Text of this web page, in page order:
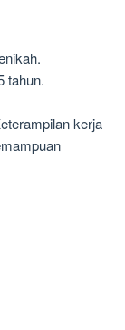
tahun.
kerja